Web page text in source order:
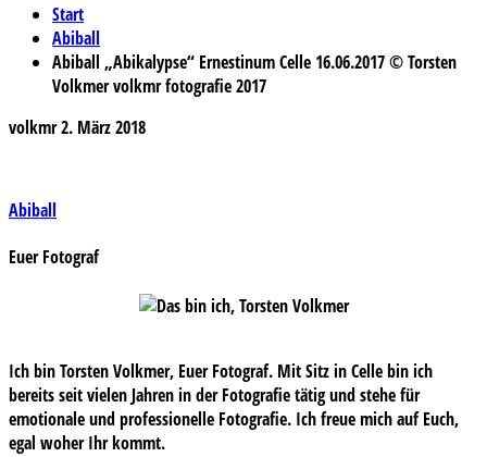
Start
Abiball
Abiball „Abikalypse“ Ernestinum Celle 16.06.2017 © Torsten
Volkmer volkmr fotografie 2017
volkmr2. März 2018
Beitragsnavigation
Abiball
Euer Fotograf
Ich bin Torsten Volkmer, Euer Fotograf. Mit Sitz in Celle bin ich
bereits seit vielen Jahren in der Fotografie tätig und stehe für
emotionale und professionelle Fotografie. Ich freue mich auf Euch,
egal woher Ihr kommt.